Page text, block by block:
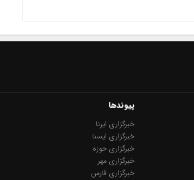
پیوندها
خبرگزاری ایرنا
خبرگزاری ایسنا
خبرگزاری حوزه
خبرگزاری مهر
خبرگزاری فارس